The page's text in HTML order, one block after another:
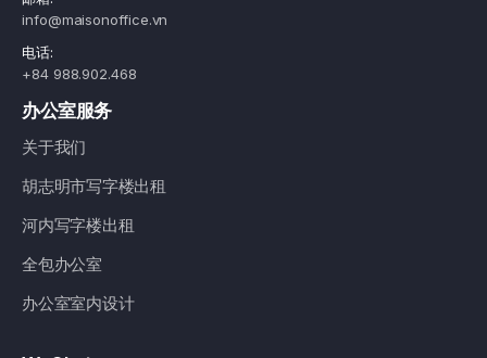
info@maisonoffice.vn
电话:
+84 988.902.468
办公室服务
关于我们
胡志明市写字楼出租
河内写字楼出租
全包办公室
办公室室内设计